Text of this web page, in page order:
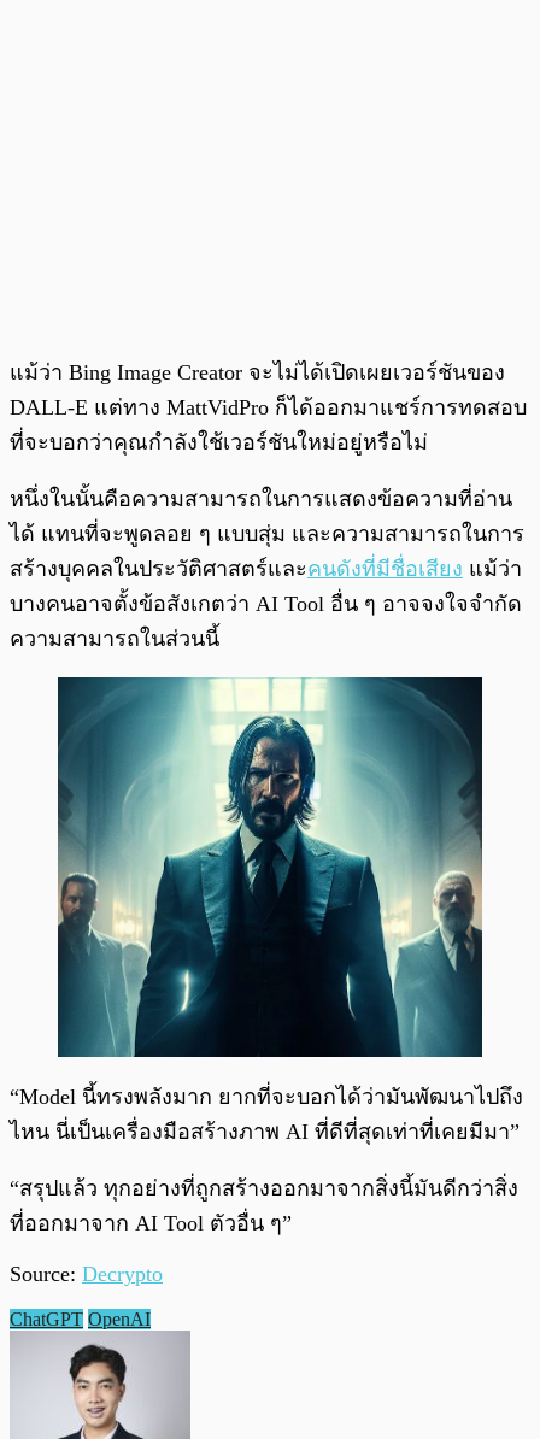
แม้ว่า Bing Image Creator จะไม่ได้เปิดเผยเวอร์ชันของ
DALL-E แต่ทาง MattVidPro ก็ได้ออกมาแชร์การทดสอบ
ที่จะบอกว่าคุณกำลังใช้เวอร์ชันใหม่อยู่หรือไม่
หนึ่งในนั้นคือความสามารถในการแสดงข้อความที่อ่าน
ได้ แทนที่จะพูดลอย ๆ แบบสุ่ม และความสามารถในการ
สร้างบุคคลในประวัติศาสตร์และคนดังที่มีชื่อเสียง แม้ว่า
บางคนอาจตั้งข้อสังเกตว่า AI Tool อื่น ๆ อาจจงใจจำกัด
ความสามารถในส่วนนี้
“Model นี้ทรงพลังมาก ยากที่จะบอกได้ว่ามันพัฒนาไปถึง
ไหน นี่เป็นเครื่องมือสร้างภาพ AI ที่ดีที่สุดเท่าที่เคยมีมา”
“สรุปแล้ว ทุกอย่างที่ถูกสร้างออกมาจากสิ่งนี้มันดีกว่าสิ่ง
ที่ออกมาจาก AI Tool ตัวอื่น ๆ”
Source: Decrypto
ChatGPT OpenAI